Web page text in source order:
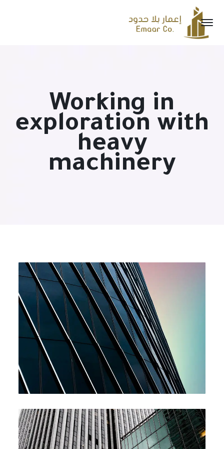
Working in
exploration with
heavy
machinery